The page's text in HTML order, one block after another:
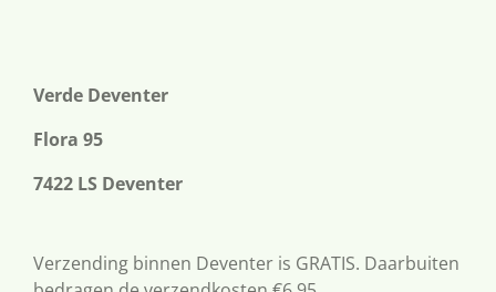
Verde Deventer
Flora 95
7422 LS Deventer
Verzending binnen Deventer is GRATIS. Daarbuiten